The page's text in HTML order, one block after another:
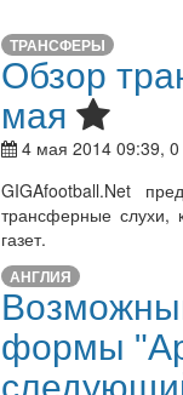
ТРАНСФЕРЫ
Обзор
мая
4 мая 2014 09:39, 0
GIGAfootball.Net
трансферные слухи,
газет.
АНГЛИЯ
формы